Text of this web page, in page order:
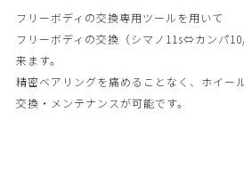
フリーボディの交換専用ツールを用いて
フリーボディの交換（シマノ11s⇔カンパ
来ます。
精密ベアリングを痛めることなく、ホイー
交換・メンテナンスが可能です。